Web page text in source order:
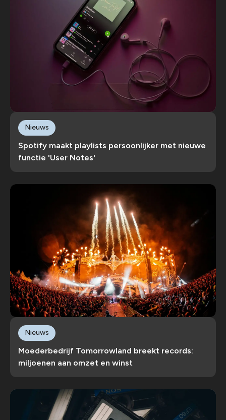
Spotify maakt playlists persoonlijker met nieuwe
functie 'User Notes'
Nieuws
Moederbedrijf Tomorrowland breekt records:
miljoenen aan omzet en winst
Nieuws